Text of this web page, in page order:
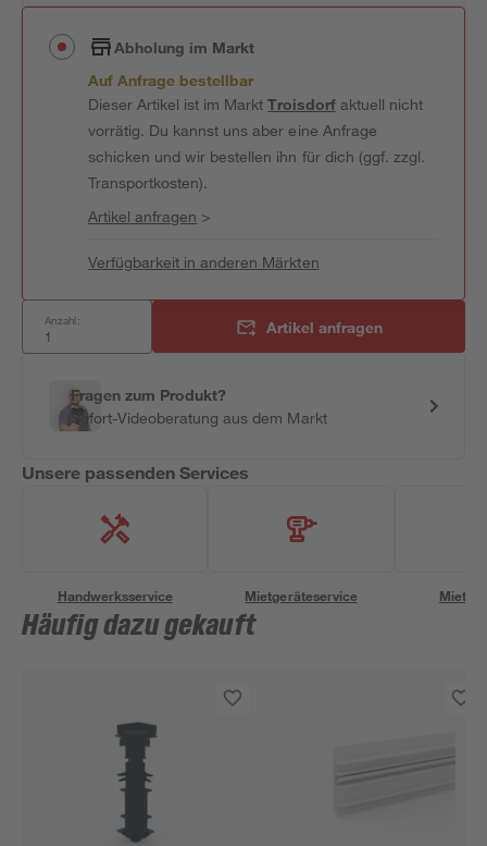
Abholung im Markt
Auf Anfrage bestellbar
Dieser Artikel ist im MarktTroisdorfaktuell nicht
vorrätig. Du kannst uns aber eine Anfrage
schicken und wir bestellen ihn für dich (ggf. zzgl.
Transportkosten).
Artikel anfragen >
Verfügbarkeit in anderen Märkten
Anzahl: Artikel anfragen
Fragen zum Produkt?
Sofort-Videoberatung aus dem Markt
Unsere passenden Services
Handwerksservice Mietgeräteservice
Häufig dazu gekauft